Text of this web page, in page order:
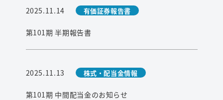
2025.11.14 有価証券報告書
第101期 半期報告書
2025.11.13 株式・配当金情報
第101期 中間配当金のお知らせ